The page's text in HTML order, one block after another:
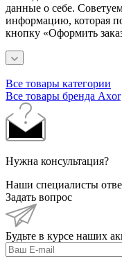
данные о себе.
информацию, которая
кнопку «Оформить
Все товары категории
Все товары бренда Axor
Нужна консультация?
Наши специалисты
Задать вопрос
Будьте в курсе наших